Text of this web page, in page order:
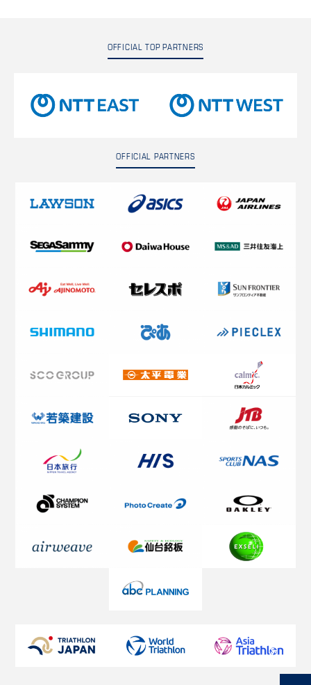
OFFICIAL TOP PARTNERS
OFFICIAL PARTNERS